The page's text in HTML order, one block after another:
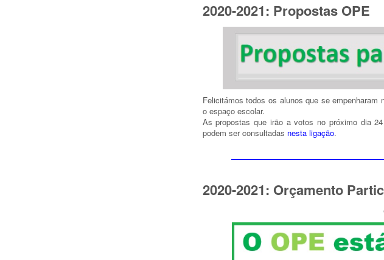
2020-2021: Propostas OPE
Felicitámos todos os alunos que se
o espaço escolar.
As propostas que irão a votos no próximo dia
podem ser consultadas nesta ligação.
2020-2021: Orçamento